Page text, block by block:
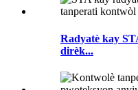
Radyatè kay
dirèk...